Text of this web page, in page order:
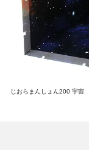
じおらまんしょん200 宇宙